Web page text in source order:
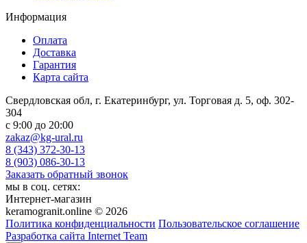
Информация
Оплата
Доставка
Гарантия
Карта сайта
Свердловская обл, г. Екатеринбург, ул. Торговая д. 5, оф. 302-
304
c 9:00 до 20:00
zakaz@kg-ural.ru
8 (343) 372-30-13
8 (903) 086-30-13
Заказать обратный звонок
мы в соц. сетях:
Интернет-магазин
keramogranit.online © 2026
Политика конфиденциальности Пользовательское соглашение
Разработка сайта Internet Team